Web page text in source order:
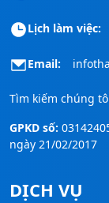
Lịch làm việc:
Email:
Tìm kiếm chúng
GPKD số:
ngày 21/02/2017
DỊCH VỤ